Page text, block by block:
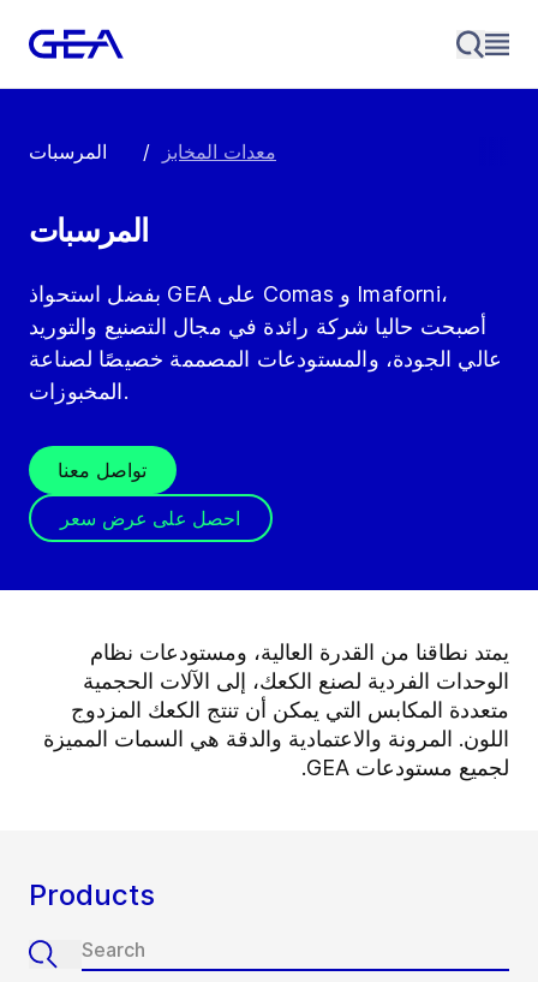
معدات المخابز / المرسبات
المرسبات
بفضل استحواذ GEA على Comas و Imaforni،
أصبحت حاليا شركة رائدة في مجال التصنيع والتوريد
عالي الجودة، والمستودعات المصممة خصيصًا لصناعة
المخبوزات.
تواصل معنا
احصل على عرض سعر
يمتد نطاقنا من القدرة العالية، ومستودعات نظام
الوحدات الفردية لصنع الكعك، إلى الآلات الحجمية
متعددة المكابس التي يمكن أن تنتج الكعك المزدوج
اللون. المرونة والاعتمادية والدقة هي السمات المميزة
لجميع مستودعات GEA.
Products